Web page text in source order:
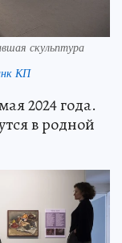
скульптура
КП
2024 года.
в родной